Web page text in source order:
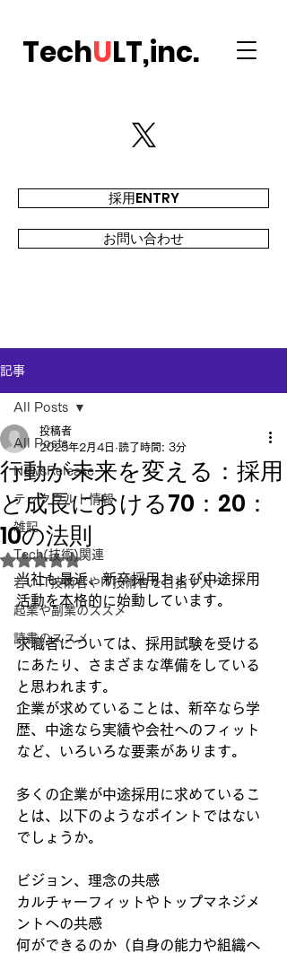
TechULT,inc.
採用ENTRY
お問い合わせ
記事
All Posts
NewsRelease
テックウルト情報
雑記
Tech(技術)関連
若いIT技術者やIT技術者を目指す人へ
起業や副業のススメ
読書のススメ
All Posts
行動が未来を変える：採用
と成長における70：20：
10の法則
投稿者
2025年2月4日 読了時間: 3分
5つ星のうちNaNと評価されています。
当社も最近、新卒採用および中途採用
活動を本格的に始動しています。
求職者については、採用試験を受ける
にあたり、さまざまな準備をしている
と思われます。
企業が求めていることは、新卒なら学
歴、中途なら実績や会社へのフィット
など、いろいろな要素があります。
多くの企業が中途採用に求めているこ
とは、以下のようなポイントではない
でしょうか。
ビジョン、理念の共感
カルチャーフィットやトップマネジメ
ントへの共感
何ができるのか（自身の能力や組織へ